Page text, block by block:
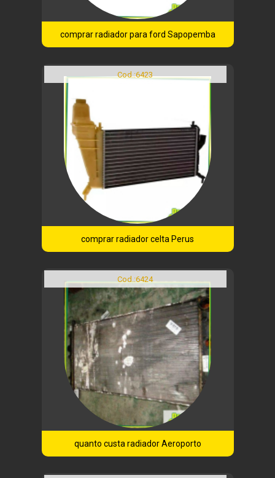
comprar radiador para ford Sapopemba
Cod.:6423
comprar radiador celta Perus
Cod.:6424
quanto custa radiador Aeroporto